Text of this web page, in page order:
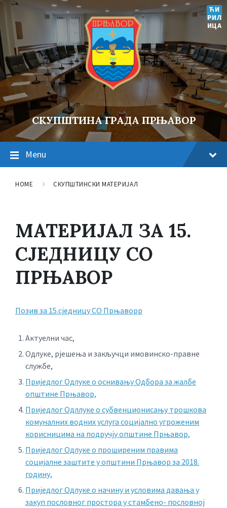
ЋИ
РИЛ
ИЦА
СКУПШТИНА ГРАДА ПРЊАВОР
Menu
HOME СКУПШТИНСКИ МАТЕРИЈАЛ
МАТЕРИЈАЛ ЗА 15.
СЈЕДНИЦУ СО
ПРЊАВОР
Позив за 15.сједницу СО Прњаворр
Актуелни час,
Одлуке, рјешења и закључци имовинско-правне
службе,
Приједлог Одлуке о оснивању Oдбора за жалбе
општине Прњавор,
Приједлог Одллуке о субвенционисању трошкова
комуналних водних услуга социјално угроженим
корисницима на подручју општине Прњавор,
Приједлог Одлуке о проширеним правима
социјалне заштите у општини Прњавор за 2018.
годину,
Приједлог Одлуке о начину и условима давања у
закуп пословног простора у стамбено- пословној